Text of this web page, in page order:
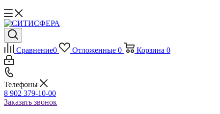
Сравнение0 Отложенные 0 Корзина 0
Телефоны
8 902 379-10-00
Заказать звонок